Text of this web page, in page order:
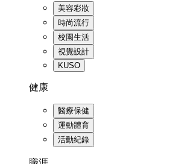
美容彩妝
時尚流行
校園生活
視覺設計
KUSO
健康
醫療保健
運動體育
活動紀錄